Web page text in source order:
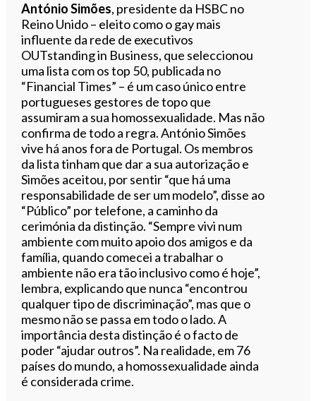
António Simões, presidente da HSBC no
Reino Unido – eleito como o gay mais
influente da rede de executivos
OUTstanding in Business, que seleccionou
uma lista com os top 50, publicada no
“Financial Times” – é um caso único entre
portugueses gestores de topo que
assumiram a sua homossexualidade. Mas não
confirma de todo a regra. António Simões
vive há anos fora de Portugal. Os membros
da lista tinham que dar a sua autorização e
Simões aceitou, por sentir “que há uma
responsabilidade de ser um modelo”, disse ao
“Público” por telefone, a caminho da
cerimónia da distinção. “Sempre vivi num
ambiente com muito apoio dos amigos e da
família, quando comecei a trabalhar o
ambiente não era tão inclusivo como é hoje”,
lembra, explicando que nunca “encontrou
qualquer tipo de discriminação”, mas que o
mesmo não se passa em todo o lado. A
importância desta distinção é o facto de
poder “ajudar outros”. Na realidade, em 76
países do mundo, a homossexualidade ainda
é considerada crime.